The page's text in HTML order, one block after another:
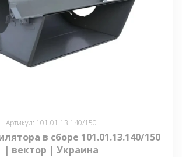
Артикул: 101.01.13.140/150
в сборе 101.01.13.140/150
| вектор | Украина